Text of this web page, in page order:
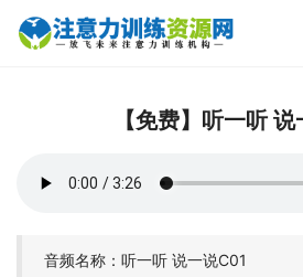
【免费】听一听
音频名称：听一听 说一说C01